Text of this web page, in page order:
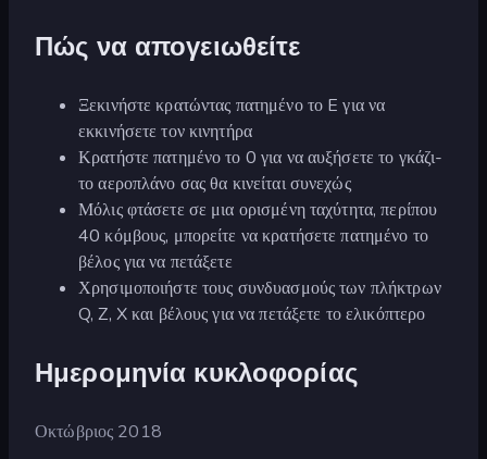
Πώς να απογειωθείτε
Ξεκινήστε κρατώντας πατημένο το E για να
εκκινήσετε τον κινητήρα
Κρατήστε πατημένο το 0 για να αυξήσετε το γκάζι-
το αεροπλάνο σας θα κινείται συνεχώς
Μόλις φτάσετε σε μια ορισμένη ταχύτητα, περίπου
40 κόμβους, μπορείτε να κρατήσετε πατημένο το
βέλος για να πετάξετε
Χρησιμοποιήστε τους συνδυασμούς των πλήκτρων
Q, Z, X και βέλους για να πετάξετε το ελικόπτερο
Ημερομηνία κυκλοφορίας
Οκτώβριος 2018